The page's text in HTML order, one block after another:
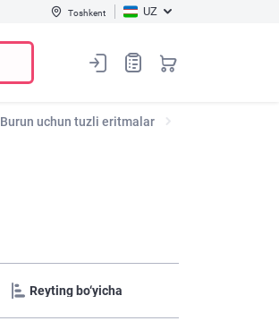
Toshkent UZ
Burun uchun tuzli eritmalar